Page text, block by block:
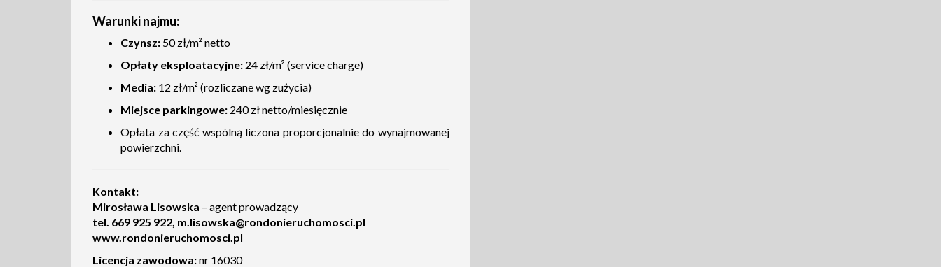
Warunki najmu:
Czynsz: 50 zł/m² netto
Opłaty eksploatacyjne: 24 zł/m² (service charge)
Media: 12 zł/m² (rozliczane wg zużycia)
Miejsce parkingowe: 240 zł netto/miesięcznie
Opłata za część wspólną liczona proporcjonalnie do wynajmowanej
powierzchni.
Kontakt:
Mirosława Lisowska – agent prowadzący
tel. 669 925 922, m.lisowska@rondonieruchomosci.pl
www.rondonieruchomosci.pl
Licencja zawodowa:nr 16030